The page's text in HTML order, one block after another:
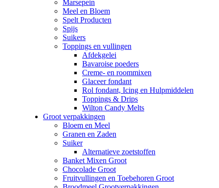
Marsepein
Meel en Bloem
Spelt Producten
Spijs
Suikers
Toppings en vullingen
Afdekgelei
Bavaroise poeders
Creme- en roommixen
Glaceer fondant
Rol fondant, Icing en Hulpmiddelen
Toppings & Drips
Wilton Candy Melts
Groot verpakkingen
Bloem en Meel
Granen en Zaden
Suiker
Alternatieve zoetstoffen
Banket Mixen Groot
Chocolade Groot
Fruitvullingen en Toebehoren Groot